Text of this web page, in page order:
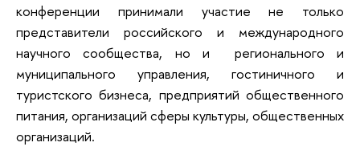
конференции принимали участие не только
представители российского и международного
научного сообщества, но и регионального и
муниципального управления, гостиничного и
туристского бизнеса, предприятий общественного
питания, организаций сферы культуры, общественных
организаций.